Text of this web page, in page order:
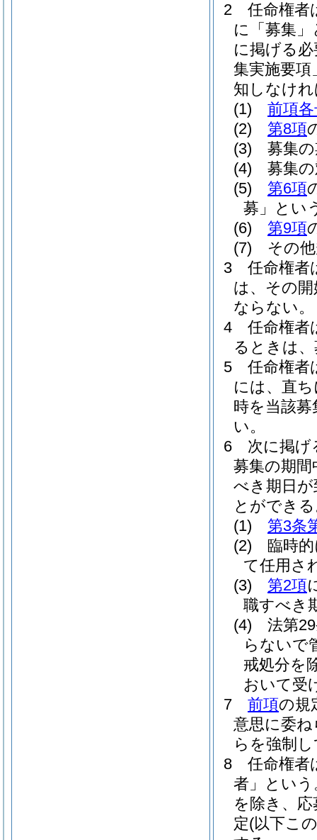
2
任命権者
に「募集
に掲げる
集実施要
知しなけ
(1)
前項
(2)
第8項
(3)
募集
(4)
募集
(5)
第6項
募」とい
(6)
第9項
(7)
その
3
任命権者
は、その
ならない。
4
任命権者
るときは
5
任命権者
には、直
時を当該
い。
6
次に掲げ
募集の期
べき期日
とができ
(1)
第3条
(2)
臨時
て任用さ
(3)
第2項
職すべき
(4)
法第
らないで
戒処分を
おいて受
7
前項の規
意思に委
らを強制
8
任命権者
者」という
を除き、
定(以下こ